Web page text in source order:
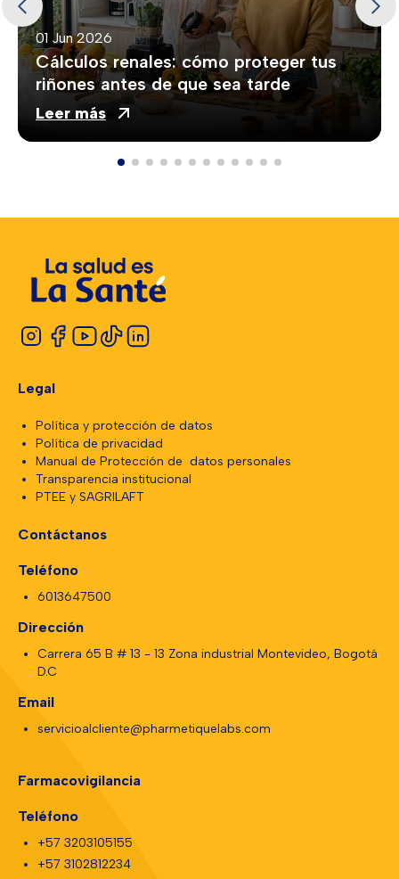
01 Jun 2026
Cálculos renales: cómo proteger tus
riñones antes de que sea tarde
Leer más
Legal
Política y protección de datos
Política de privacidad
Manual de Protección de datos personales
Transparencia institucional
PTEE y SAGRILAFT
Contáctanos
Teléfono
6013647500
Dirección
Carrera 65 B # 13 - 13 Zona industrial Montevideo, Bogotá
D.C
Email
servicioalcliente@pharmetiquelabs.com
Farmacovigilancia
Teléfono
+57 3203105155
+57 3102812234